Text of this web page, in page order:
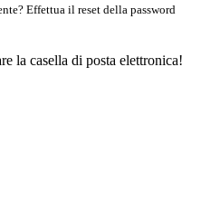
Effettua il reset della password
la casella di posta elettronica!